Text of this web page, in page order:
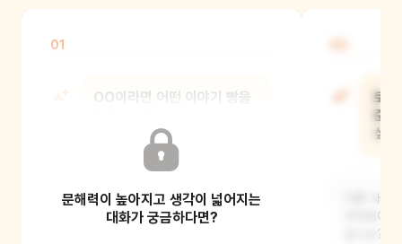
01
OO이라면 어떤 이야기 빵을
말해주세요.
문해력이 높아지고 생각이 넓어지는
대화가 궁금하다면?
토
준
싶
다른 사람
아저씨에
같나요?